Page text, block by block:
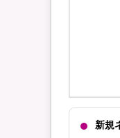
新規